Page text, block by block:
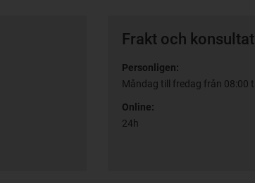
Frakt och
Personligen:
Måndag till fredag från 08:00
Online:
24h